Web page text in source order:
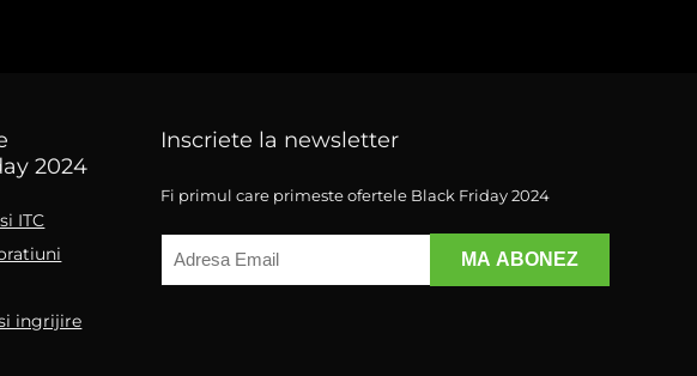
2024
ITC
ingrijire
Inscriete la newsletter
Fi primul care primeste ofertele Black Friday 2024